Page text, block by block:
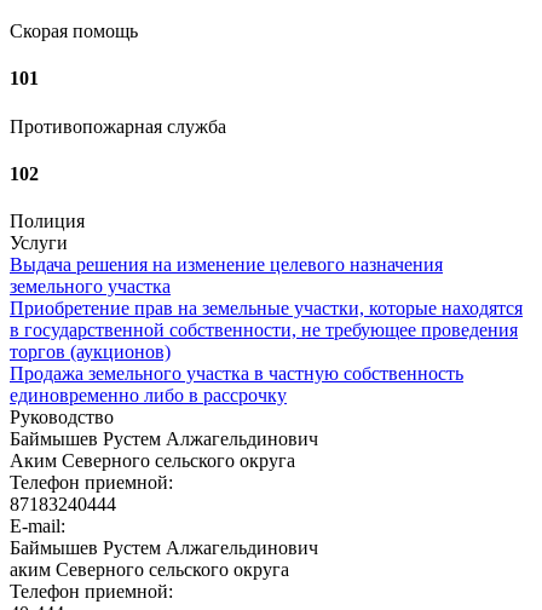
Скорая помощь
101
Противопожарная служба
102
Полиция
Услуги
Выдача решения на изменение целевого назначения
земельного участка
Приобретение прав на земельные участки, которые находятся
в государственной собственности, не требующее проведения
торгов (аукционов)
Продажа земельного участка в частную собственность
единовременно либо в рассрочку
Руководство
Баймышев Рустем Алжагельдинович
Аким Северного сельского округа
Телефон приемной:
87183240444
E-mail:
Баймышев Рустем Алжагельдинович
аким Северного сельского округа
Телефон приемной: